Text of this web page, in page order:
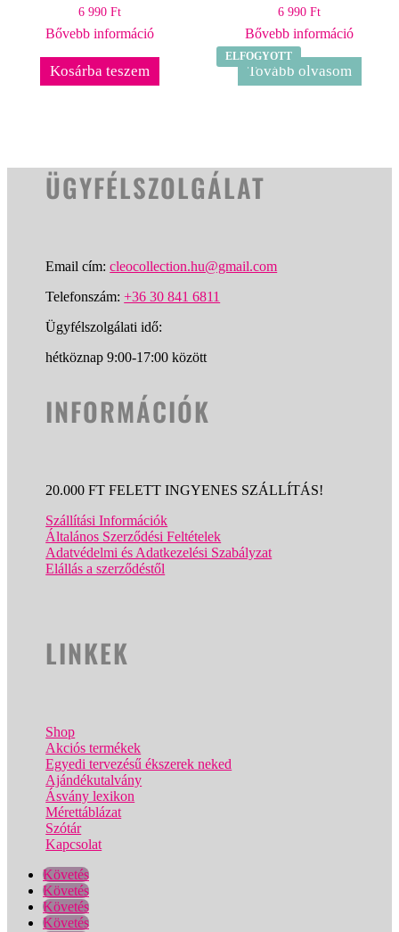
6 990 Ft
Bővebb információ
Kosárba teszem
ELFOGYOTT
6 990Ft
Bővebb információ
Tovább olvasom
ÜGYFÉLSZOLGÁLAT
Email cím:cleocollection.hu@gmail.com
Telefonszám:+36 30 841 6811
Ügyfélszolgálati idő:
hétköznap 9:00-17:00 között
INFORMÁCIÓK
20.000 FT FELETT INGYENES SZÁLLÍTÁS!
Szállítási Információk
Általános Szerződési Feltételek
Adatvédelmi és Adatkezelési Szabályzat
Elállás a szerződéstől
LINKEK
Shop
Akciós termékek
Egyedi tervezésű ékszerek neked
Ajándékutalvány
Ásvány lexikon
Mérettáblázat
Szótár
Kapcsolat
Követés
Követés
Követés
Követés